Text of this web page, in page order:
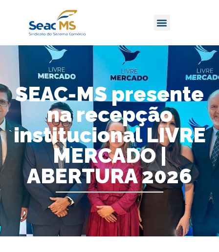
SEAC-MS presente
na recepção
institucional LIVRE
MERCADO |
ABERTURA 2026